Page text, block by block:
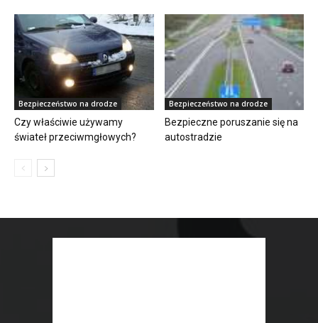
Bezpieczeństwo na drodze
Czy właściwie używamy
świateł przeciwmgłowych?
Bezpieczeństwo na drodze
Bezpieczne poruszanie się na
autostradzie